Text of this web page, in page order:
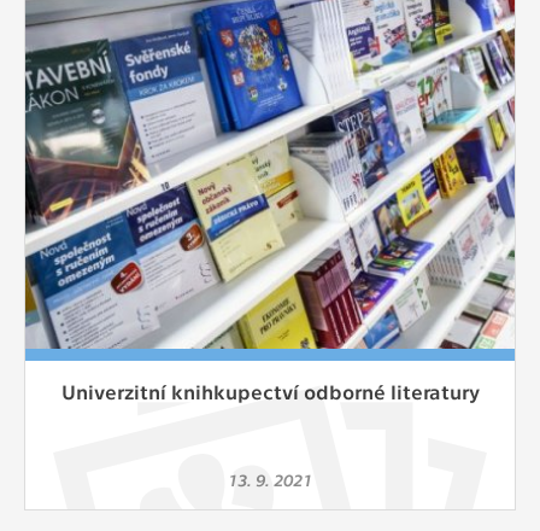
Cookies, které aplikace nedokáže zařadit.
Naším cílem je, aby tato kategorie
zůstala prázdná a všechny cookies byly
přiřazeny do některé z kategorií
uvedených výše.
Univerzitní knihkupectví odborné literatury
13. 9. 2021